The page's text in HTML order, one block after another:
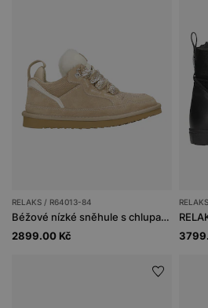
RELAKS / R64013-84
Béžové nízké sněhule s chlupatým jazyčkem a tlustými tkaničkami
2899.00 Kč